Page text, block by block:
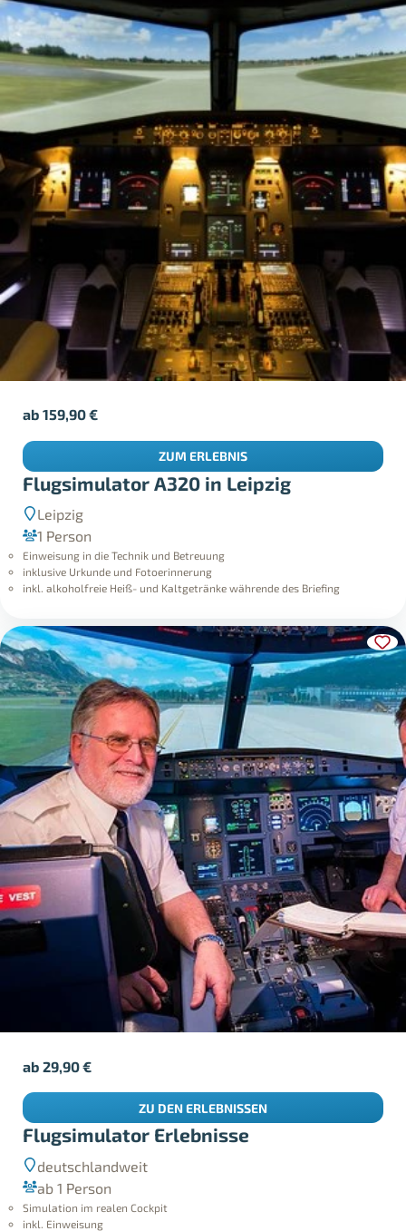
Flugsimulator A320 in Leipzig
Leipzig
1 Person
Einweisung in die Technik und Betreuung
inklusive Urkunde und Fotoerinnerung
inkl. alkoholfreie Heiß- und Kaltgetränke währende des Briefing
ab159,90€
ZUM ERLEBNIS
Flugsimulator Erlebnisse
deutschlandweit
ab 1 Person
Simulation im realen Cockpit
inkl. Einweisung
ab29,90€
ZU DEN ERLEBNISSEN